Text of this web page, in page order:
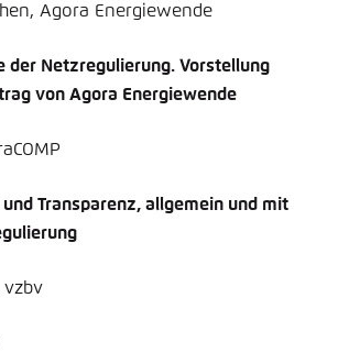
Agora Energiewende
der Netzregulierung. Vorstellung
von Agora Energiewende
Transparenz, allgemein und mit
vzbv